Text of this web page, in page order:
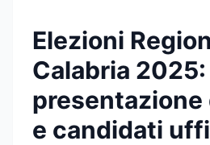
Elezioni
Calabria 2025:
presentazione
e candidati